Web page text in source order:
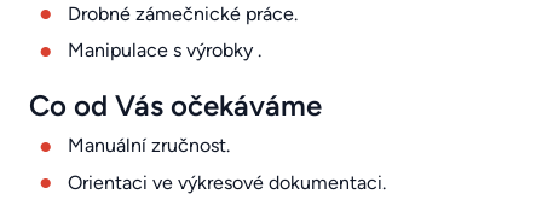
Drobné zámečnické práce.
Manipulace s výrobky .
Co od Vás očekáváme
Manuální zručnost.
Orientaci ve výkresové dokumentaci.